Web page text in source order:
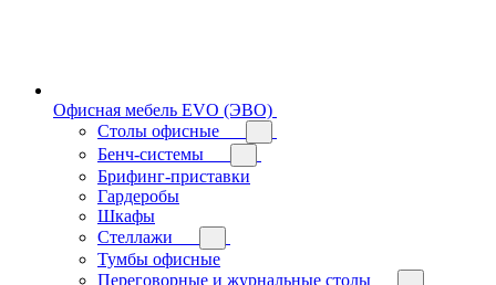
Офисная мебель EVO (ЭВО)
Cтолы офисные
Бенч-системы
Брифинг-приставки
Гардеробы
Шкафы
Стеллажи
Тумбы офисные
Переговорные и журнальные столы